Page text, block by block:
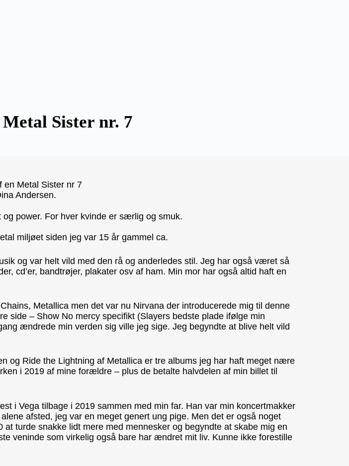
Sister nr. 7
Metal Sister nr 7
Andersen.
power. For hver kvinde er særlig og smuk.
miljøet siden jeg var 15 år gammel ca.
og var helt vild med den rå og anderledes stil. Jeg har også været så
cd’er, bandtrøjer, plakater osv af ham. Min mor har også altid haft en
Metallica men det var nu Nirvana der introducerede mig til denne
side – Show No mercy specifikt (Slayers bedste plade ifølge min
ændrede min verden sig ville jeg sige. Jeg begyndte at blive helt vild
og Ride the Lightning af Metallica er tre albums jeg har haft meget nære
i 2019 af mine forældre – plus de betalte halvdelen af min billet til
i Vega tilbage i 2019 sammen med min far. Han var min koncertmakker
afsted, jeg var en meget genert ung pige. Men det er også noget
turde snakke lidt mere med mennesker og begyndte at skabe mig en
veninde som virkelig også bare har ændret mit liv. Kunne ikke forestille